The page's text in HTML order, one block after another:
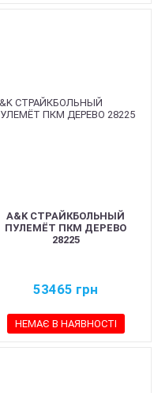
A&K СТРАЙКБОЛЬНЫЙ
ПУЛЕМЁТ ПКМ ДЕРЕВО
28225
53465 грн
НЕМАЄ В НАЯВНОСТІ